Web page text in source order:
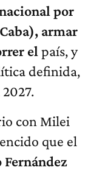
por
armar
el país, y
definida,
con Milei
que el